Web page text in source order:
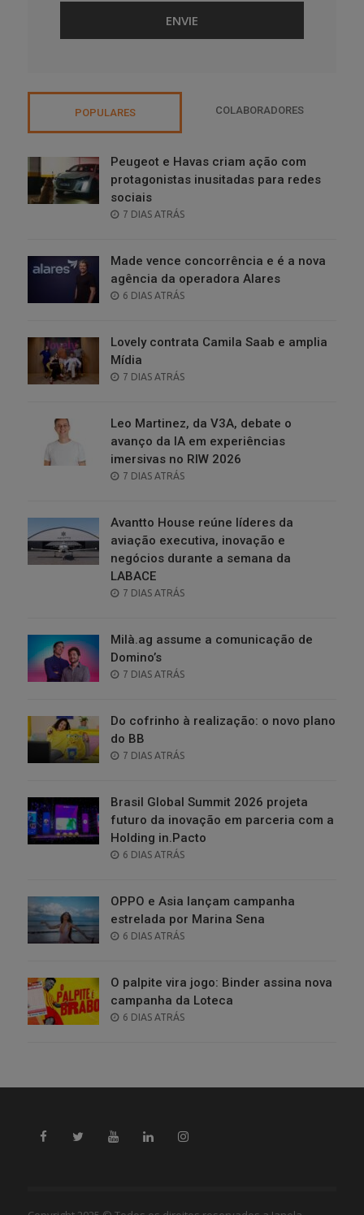
POPULARES COLABORADORES
Peugeot e Havas criam ação com
protagonistas inusitadas para redes
sociais
POSTED
7 DIAS ATRÁS
Made vence concorrência e é a nova
agência da operadora Alares
POSTED
6 DIAS ATRÁS
Lovely contrata Camila Saab e amplia
Mídia
POSTED
7 DIAS ATRÁS
Leo Martinez, da V3A, debate o
avanço da IA em experiências
imersivas no RIW 2026
POSTED
7 DIAS ATRÁS
Avantto House reúne líderes da
aviação executiva, inovação e
negócios durante a semana da
LABACE
POSTED
7 DIAS ATRÁS
Milà.ag assume a comunicação de
Domino’s
POSTED
7 DIAS ATRÁS
Do cofrinho à realização: o novo plano
do BB
POSTED
7 DIAS ATRÁS
Brasil Global Summit 2026 projeta
futuro da inovação em parceria com a
Holding in.Pacto
POSTED
6 DIAS ATRÁS
OPPO e Asia lançam campanha
estrelada por Marina Sena
POSTED
6 DIAS ATRÁS
O palpite vira jogo: Binder assina nova
campanha da Loteca
POSTED
6 DIAS ATRÁS